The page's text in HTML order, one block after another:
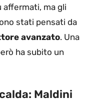
ma gli
stati pensati da
avanzato. Una
ha subito un
Maldini